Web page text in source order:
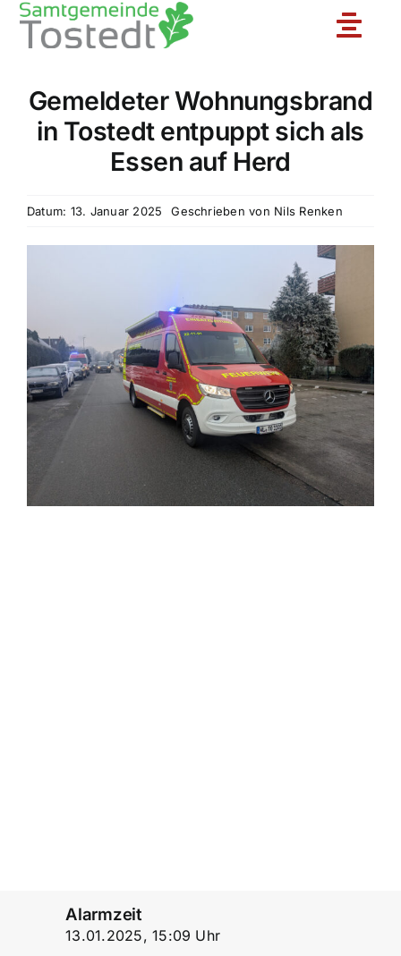
Zum
Toggle
Unsere Feuerwehr
Ortsfeuerwehren
Aktuelles
Einsatzberichte
Einsatzticker
Gemeldeter Wohnungsbrand
in Tostedt entpuppt sich als
Essen auf Herd
Datum: 13. Januar 2025 Geschrieben von Nils Renken
Alarmzeit
13.01.2025, 15:09 Uhr